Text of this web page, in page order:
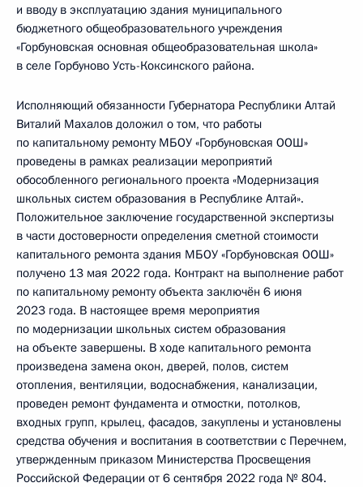
и вводу в эксплуатацию здания муниципального
бюджетного общеобразовательного учреждения
«Горбуновская основная общеобразовательная школа»
в селе Горбуново Усть-Коксинского района.
Исполняющий обязанности Губернатора Республики Алтай
Виталий Махалов доложил о том, что работы
по капитальному ремонту МБОУ «Горбуновская ООШ»
проведены в рамках реализации мероприятий
обособленного регионального проекта «Модернизация
школьных систем образования в Республике Алтай».
Положительное заключение государственной экспертизы
в части достоверности определения сметной стоимости
капитального ремонта здания МБОУ «Горбуновская ООШ»
получено 13 мая 2022 года. Контракт на выполнение работ
по капитальному ремонту объекта заключён 6 июня
2023 года. В настоящее время мероприятия
по модернизации школьных систем образования
на объекте завершены. В ходе капитального ремонта
произведена замена окон, дверей, полов, систем
отопления, вентиляции, водоснабжения, канализации,
проведен ремонт фундамента и отмостки, потолков,
входных групп, крылец, фасадов, закуплены и установлены
средства обучения и воспитания в соответствии с Перечнем,
утвержденным приказом Министерства Просвещения
Российской Федерации от 6 сентября 2022 года № 804.